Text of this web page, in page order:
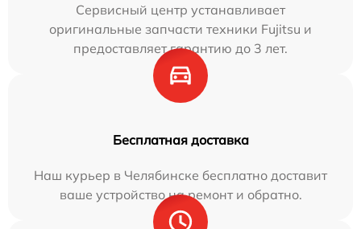
Сервисный центр устанавливает
оригинальные запчасти техники Fujitsu и
предоставляет гарантию до 3 лет.
Бесплатная доставка
Наш курьер в Челябинске бесплатно доставит
ваше устройство на ремонт и обратно.